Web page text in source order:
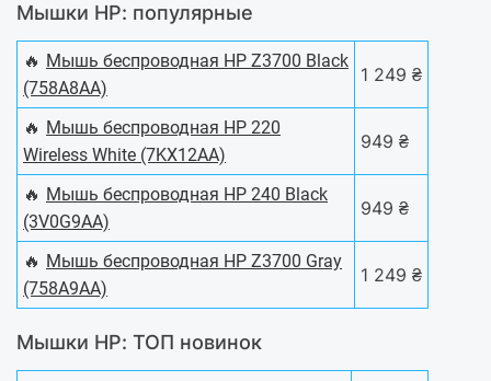
Мышки HP: популярные
🔥 Мышь беспроводная HP Z3700 Black
(758A8AA)
1 249 ₴
🔥 Мышь беспроводная HP 220
Wireless White (7KX12AA)
949 ₴
🔥 Мышь беспроводная HP 240 Black
(3V0G9AA)
949 ₴
🔥 Мышь беспроводная HP Z3700 Gray
(758A9AA)
1 249 ₴
Мышки HP: ТОП новинок